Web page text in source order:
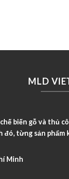
MLD
biến gỗ và thủ
đó, từng sản
Minh